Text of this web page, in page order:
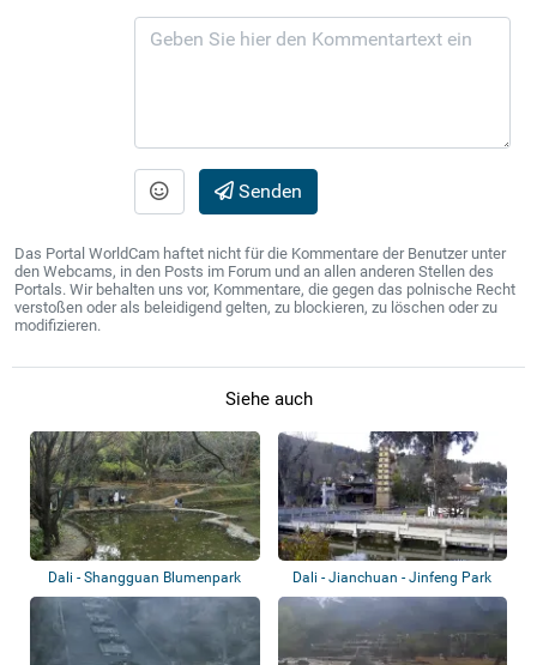
Senden
Das Portal WorldCam haftet nicht für die Kommentare der Benutzer unter
den Webcams, in den Posts im Forum und an allen anderen Stellen des
Portals. Wir behalten uns vor, Kommentare, die gegen das polnische Recht
verstoßen oder als beleidigend gelten, zu blockieren, zu löschen oder zu
modifizieren.
Siehe auch
Dali - Shangguan Blumenpark Dali - Jianchuan - Jinfeng Park